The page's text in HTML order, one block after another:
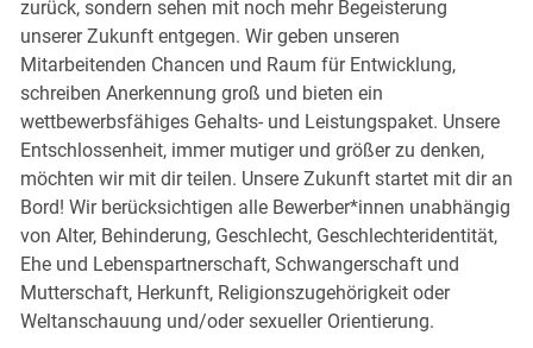
zurück, sondern sehen mit noch mehr Begeisterung
unserer Zukunft entgegen. Wir geben unseren
Mitarbeitenden Chancen und Raum für Entwicklung,
schreiben Anerkennung groß und bieten ein
wettbewerbsfähiges Gehalts- und Leistungspaket. Unsere
Entschlossenheit, immer mutiger und größer zu denken,
möchten wir mit dir teilen. Unsere Zukunft startet mit dir an
Bord! Wir berücksichtigen alle Bewerber*innen unabhängig
von Alter, Behinderung, Geschlecht, Geschlechteridentität,
Ehe und Lebenspartnerschaft, Schwangerschaft und
Mutterschaft, Herkunft, Religionszugehörigkeit oder
Weltanschauung und/oder sexueller Orientierung.